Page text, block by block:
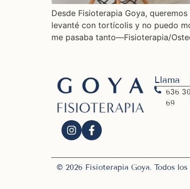
Desde Fisioterapia Goya,
levanté con tortícolis y no puedo
me pasaba tanto—Fisioterapia/
Llama
636 30
69
© 2026 Fisioterapia Goya. Todos